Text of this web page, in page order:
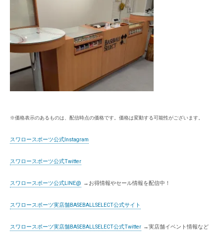
※価格表示のあるものは、配信時点の価格です。価格は変動する可能性がございます。
スワロースポーツ公式Instagram
スワロースポーツ公式Twitter
スワロースポーツ公式LINE@ →お得情報やセール情報を配信中！
スワロースポーツ実店舗BASEBALLSELECT公式サイト
スワロースポーツ実店舗BASEBALLSELECT公式Twitter →実店舗イベント情報など